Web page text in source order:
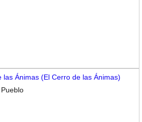
las Ánimas (El Cerro de las Ánimas)
Pueblo